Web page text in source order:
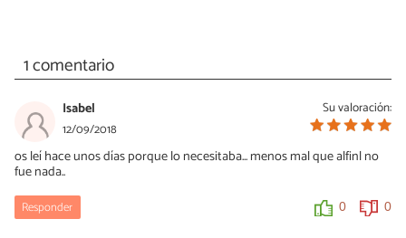
1 comentario
Su valoración:
Isabel
12/09/2018
os leí hace unos días porque lo necesitaba... menos mal que alfinl no
fue nada..
Responder 0 0